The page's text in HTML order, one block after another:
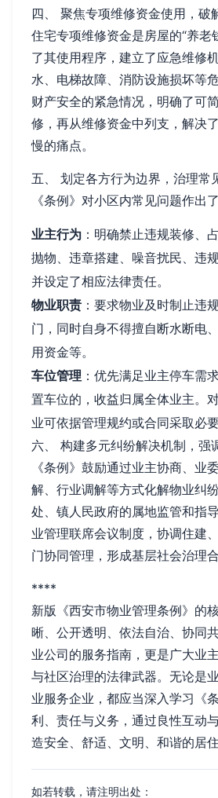
四、 聚焦专项维修资金使用，破
住宅专项维修资金是房屋的“养老
了其使用程序，建立了应急维修
水、电梯故障、消防设施损坏等
财产安全的紧急情况，明确了可
修，再从维修资金中列支，解决
慢的痛点。
五、 划定各方行为边界，治理常
《条例》对小区内常见问题作出
业主行为 ：明确禁止违规装修、
抛物、违章搭建、噪音扰民、违
并设定了相应法律责任。
物业职责 ：要求物业及时制止违
门，同时自身不得擅自断水断电
用资金等。
车位管理 ：优先满足业主停车需
置车位的，收益归属全体业主。
业可依据管理规约或合同采取必要
六、 构建多元纠纷解决机制，强
《条例》鼓励通过业主协商、业
解、行业调解等方式化解物业纠
处、镇人民政府的属地监管和指
业管理联席会议制度，协调住建
门协同管理，形成基层社会治理合
****
新版《西安市物业管理条例》的
晰、公开透明、依法自治、协同
业公司的服务指南，更是广大业
与社区治理的法律武器。无论是
业服务企业，都应当深入学习《
利、责任与义务，通过良性互动
造安全、舒适、文明、和谐的居住
如若转载，请注明出处：